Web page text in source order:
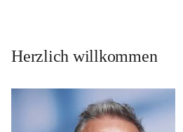
Herzlich willkommen